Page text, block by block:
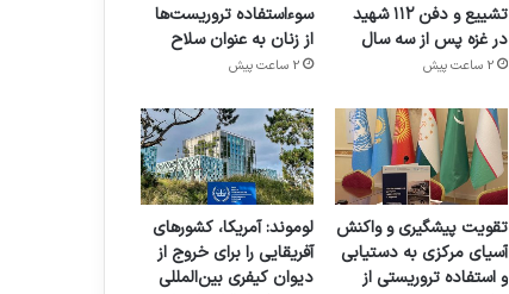
تشییع و دفن ۱۱۲ شهید
در غزه پس از سه سال
2 ساعت پیش
سوءاستفاده تروریست‌ها
از زنان به عنوان سلاح
2 ساعت پیش
تقویت پیشگیری و واکنش
آسیای مرکزی به دستیابی
و استفاده تروریستی از
لوموند: آمریکا، کشورهای
آفریقایی را برای خروج از
دیوان کیفری بین‌المللی